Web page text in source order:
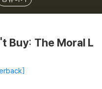
Buy: The Moral L